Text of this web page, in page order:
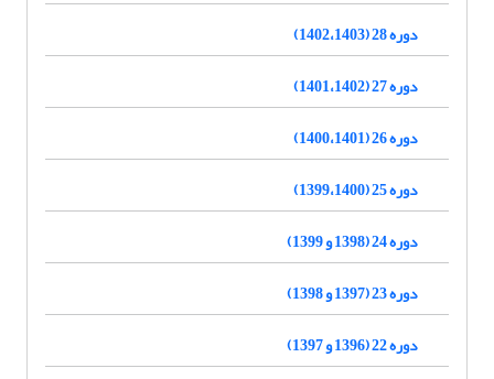
دوره 28 (1402،1403)
دوره 27 (1401،1402)
دوره 26 (1400،1401)
دوره 25 (1399،1400)
دوره 24 (1398 و 1399)
دوره 23 (1397 و 1398)
دوره 22 (1396 و 1397)